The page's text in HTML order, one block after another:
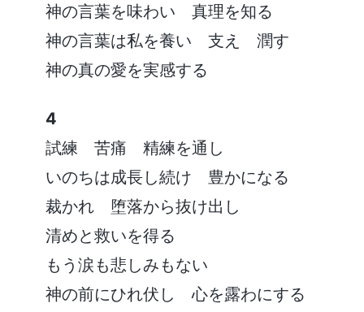
神の言葉を味わい 真理を知る
神の言葉は私を養い 支え 潤す
神の真の愛を実感する
4
試練 苦痛 精練を通し
いのちは成長し続け 豊かになる
裁かれ 堕落から抜け出し
清めと救いを得る
もう涙も悲しみもない
神の前にひれ伏し 心を露わにする